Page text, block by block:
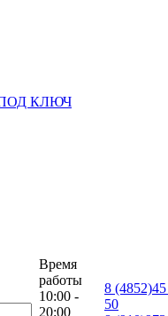
КЛЮЧ
Время
работы
10:00 -
20:00
8
50